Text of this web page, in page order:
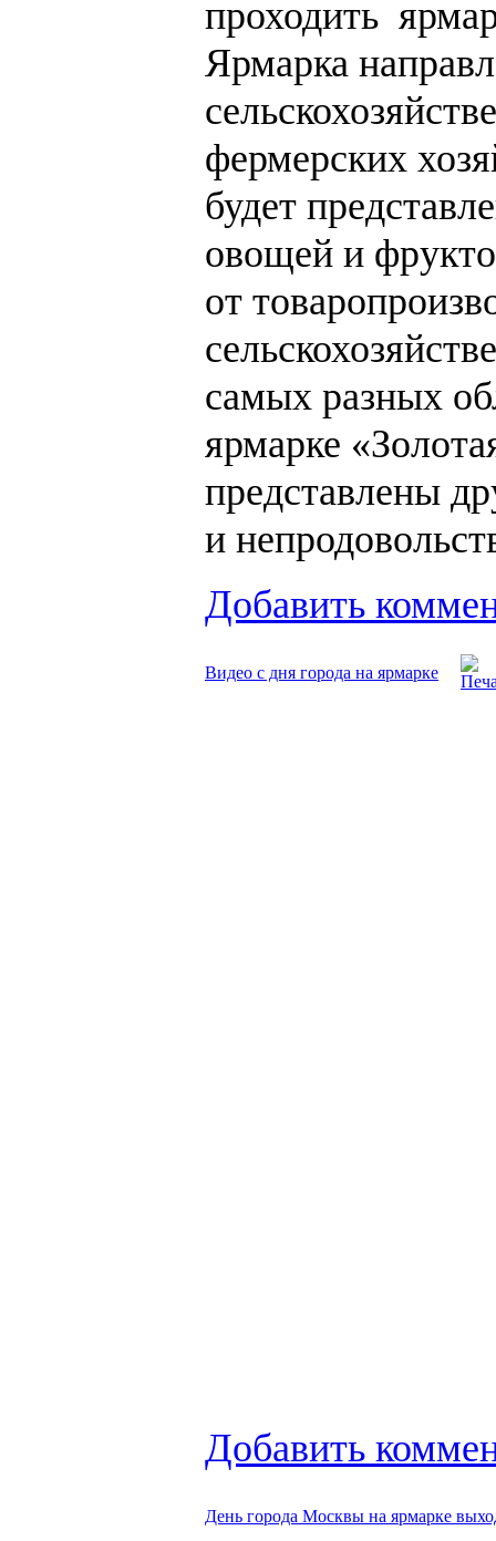
проходить
Ярмарка
фермерских
будет
овощей и
от
самых разных
ярмарке
представлены
и
Добавить
Видео с дня города на ярмарке
Добавить
День города Москвы на ярмарке